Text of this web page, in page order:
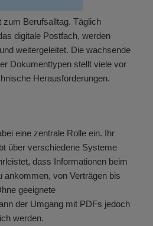
zum Berufsalltag. Täglich
digitale Postfach, werden
weitergeleitet. Die wachsende
Dokumenttypen stellt viele vor
Herausforderungen.
eine zentrale Rolle ein. Ihr
über verschiedene Systeme
dass Informationen beim
ankommen, von Verträgen bis
geeignete
der Umgang mit PDFs jedoch
werden.